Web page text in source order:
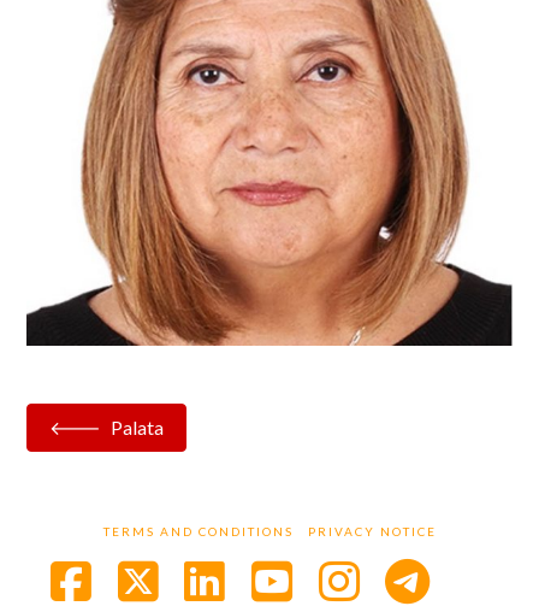
Palata
TERMS AND CONDITIONS PRIVACY NOTICE